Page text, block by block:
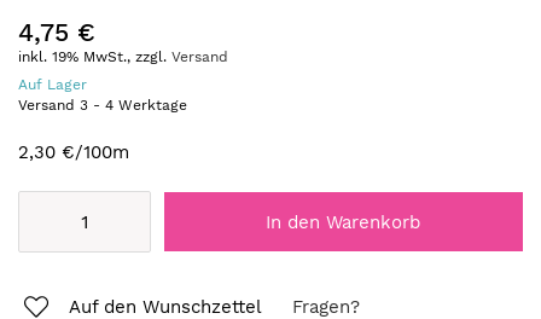
4,75 €
inkl. 19% MwSt., zzgl. Versand
Auf Lager
Versand 3 - 4 Werktage
2,30 €/100m
In den Warenkorb
Auf den Wunschzettel Fragen?